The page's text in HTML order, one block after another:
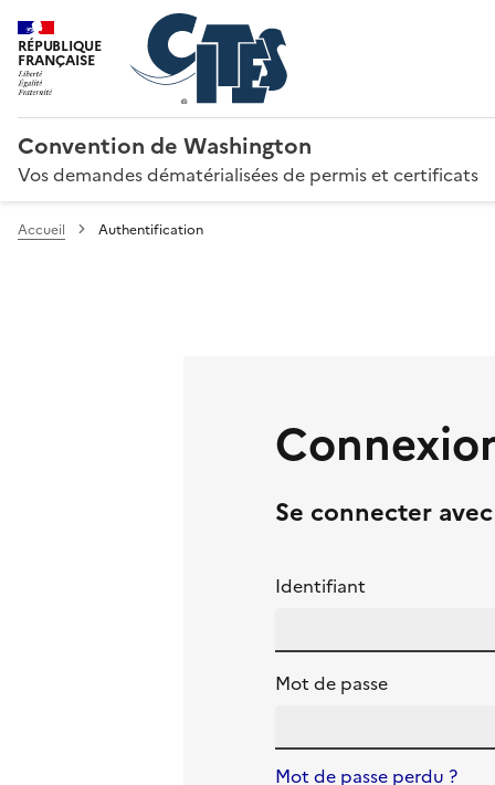
RÉPUBLIQUE
FRANÇAISE
Convention de Washington
Vos demandes dématérialisées de permis et certificats
Accueil Authentification
Se connecter
Identifiant
Mot de passe
Mot de passe perdu ?